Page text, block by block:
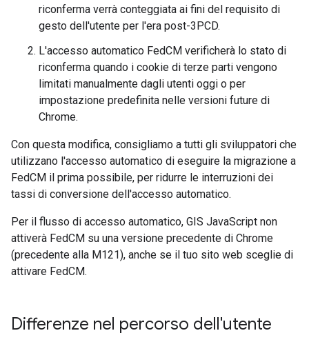
riconferma verrà conteggiata ai fini del requisito di
gesto dell'utente per l'era post-3PCD.
L'accesso automatico FedCM verificherà lo stato di
riconferma quando i cookie di terze parti vengono
limitati manualmente dagli utenti oggi o per
impostazione predefinita nelle versioni future di
Chrome.
Con questa modifica, consigliamo a tutti gli sviluppatori che
utilizzano l'accesso automatico di eseguire la migrazione a
FedCM il prima possibile, per ridurre le interruzioni dei
tassi di conversione dell'accesso automatico.
Per il flusso di accesso automatico, GIS JavaScript non
attiverà FedCM su una versione precedente di Chrome
(precedente alla M121), anche se il tuo sito web sceglie di
attivare FedCM.
Differenze nel percorso dell'utente